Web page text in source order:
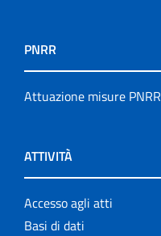
PNRR
Attuazione misure PNRR
ATTIVITÀ
Accesso agli atti
Basi di dati